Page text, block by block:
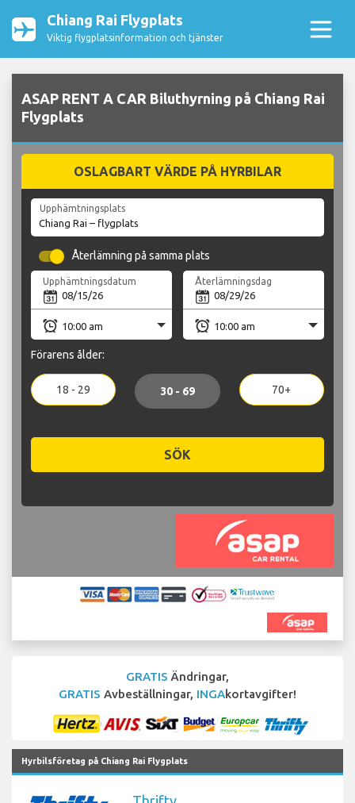
Chiang Rai Flygplats
Viktig flygplatsinformation och tjänster
ASAP RENT A CAR Biluthyrning på Chiang Rai
Flygplats
OSLAGBART VÄRDE PÅ HYRBILAR
Upphämtningsplats
Återlämning på samma plats
Upphämtningsdatum Återlämningsdag
Förarens ålder:
18 - 29 30 - 69 70+
SÖK
GRATIS Ändringar,
GRATIS Avbeställningar, INGAkortavgifter!
Hyrbilsföretag på Chiang Rai Flygplats